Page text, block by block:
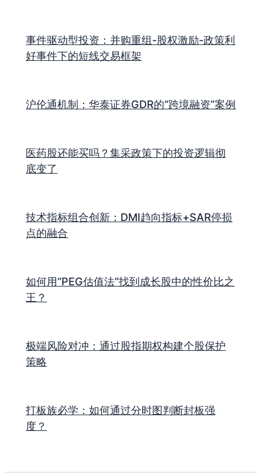
事件驱动型投资：并购重组-股权激励-政策利
好事件下的短线交易框架
沪伦通机制：华泰证券GDR的“跨境融资”案例
医药股还能买吗？集采政策下的投资逻辑彻
底变了
技术指标组合创新：DMI趋向指标+SAR停损
点的融合
如何用“PEG估值法”找到成长股中的性价比之
王？
极端风险对冲：通过股指期权构建个股保护
策略
打板族必学：如何通过分时图判断封板强
度？